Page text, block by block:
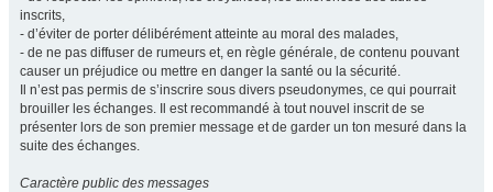
inscrits,
- d’éviter de porter délibérément atteinte au moral des malades,
- de ne pas diffuser de rumeurs et, en règle générale, de contenu pouvant
causer un préjudice ou mettre en danger la santé ou la sécurité.
Il n’est pas permis de s’inscrire sous divers pseudonymes, ce qui pourrait
brouiller les échanges. Il est recommandé à tout nouvel inscrit de se
présenter lors de son premier message et de garder un ton mesuré dans la
suite des échanges.
Caractère public des messages